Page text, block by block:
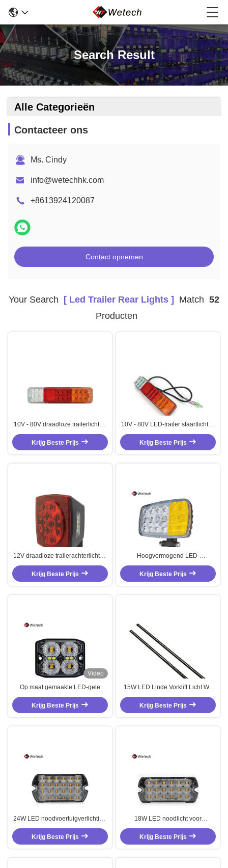
Search Result
Alle Categorieën
Contacteer ons
Ms. Cindy
info@wetechhk.com
+8613924120087
Contact opnemen
Your Search [ Led Trailer Rear Lights ] Match 52
Producten
10V - 80V draadloze trailerlichten
Drie-kleurige LED-trailer
achterlichten
Krijg Beste Prijs
10V - 80V LED-trailer staartlichten
Drie-kleurig vorklift staartlicht met
materialen van PC-lens
Krijg Beste Prijs
12V draadloze trailerachterlichten
IP67 Magnetische remlichten
OEM
Krijg Beste Prijs
Hoogvermogend LED-
landbouwschermen 10V - 32V
Tractor LED-koplamp
Krijg Beste Prijs
Video
Op maat gemaakte LED-gele
straallamp 12W noodstraallichten
voor vrachtwagens
Krijg Beste Prijs
15W LED Linde Vorklift Licht Wit
En Rood Kleur
Krijg Beste Prijs
24W LED noodvoertuigverlichting
vrachtwagen stroboscoop LED
licht
Krijg Beste Prijs
18W LED noodlicht voor
voertuigen Truck Strobe LED licht
Krijg Beste Prijs